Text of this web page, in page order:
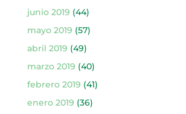
junio 2019 (44)
mayo 2019 (57)
abril 2019 (49)
marzo 2019 (40)
febrero 2019 (41)
enero 2019 (36)